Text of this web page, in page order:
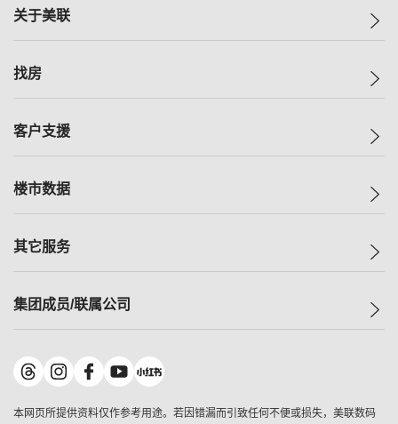
关于美联
美联集团
人才招募
找房
一手新房
减价
美联豪宅
独家楼盘
租房
客户支援
自助放盘
查询热线
按揭计算机
负担能力计算机
转按计算机
缴款方式
楼市数据
指数
历史成交
小区成交排行榜
地区百科
其它服务
小区专页
美联精英会
集团成员/联属公司
美联物业
鋑联控股*
美联工商铺*
本网页所提供资料仅作参考用途。若因错漏而引致任何不便或损失，美联数码